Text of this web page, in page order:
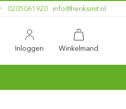
0205061920 ln.timskneh@ofni
Inloggen Winkelmand